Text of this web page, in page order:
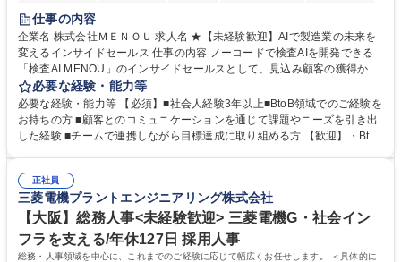
時短勤務あり
駅近5分以内
土日祝休み 服装自由
仕事の内容
企業名 株式会社ＭＥＮＯＵ 求人名 ★【未経験歓迎】AIで製造業の未来を
変えるインサイドセールス 仕事の内容 ノーコードで検査AIを開発できる
「検査AI MENOU」のインサイドセールスとして、見込み顧客の獲得から
商談機会の創出までを担っていただきます。マーケティングとフィールド
セールスをつなぐ役割として、 適切なタイミングで顧客とコミュニケーシ
ョンを取りながら、受注につながる商談機会の最大化を目指します。 【具
体的な仕事内容】 リードへの電話・メールによるアプローチ/リードナー
実行/フィールドセールスへの案件連携 募集職種 ★【未経験歓迎】AIで製
造業の未来を変えるインサイドセールス
必要な経験・能力等
必要な経験・能力等 【必須】■社会人経験3年以上■BtoB領域でのご経験を
お持ちの方 ■顧客とのコミュニケーションを通じて課題やニーズを引き出
した経験 ■チームで連携しながら目標達成に取り組める方 【歓迎】・BtoB
企画・実行経験 ・CRM・リードナーチャリングに関する知見 ・データを
もとに営業プロセスを改善した経験 学歴・資格 学歴：大学院 大学 高専 短
大 専修学校 高校 語学力： 資格：
正社員
三菱電機プラントエンジニアリング株式会社
【大阪】総務人事<未経験歓迎> 三菱電機G・社会イン
フラを支える/年休127日 採用人事
総務・人事領域を中心に、これまでのご経験に応じて幅広くお任せします。 ＜具体的に